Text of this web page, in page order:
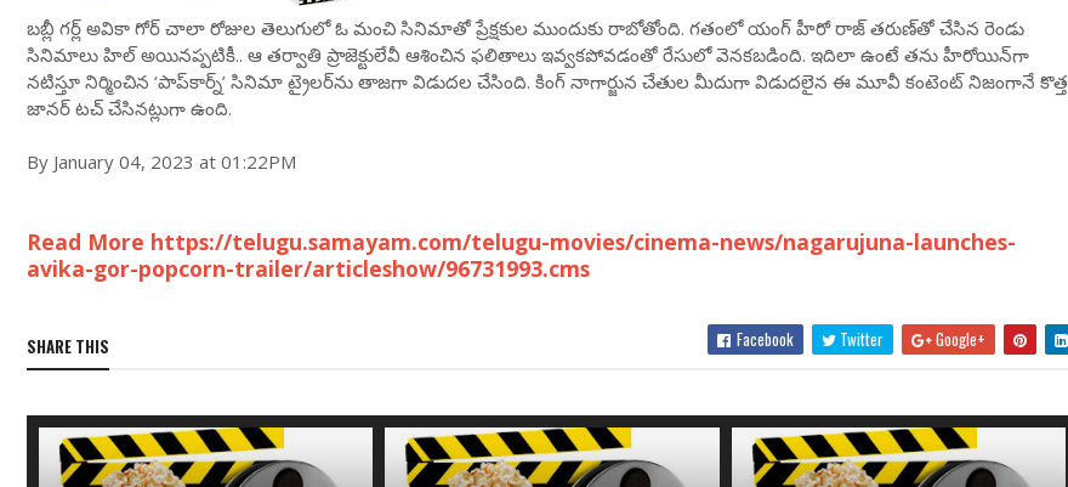
బబ్లీ గర్ల్ అవికా గోర్ చాలా రోజుల తెలుగులో ఓ మంచి సినిమాతో ప్రేక్షకుల ముందుకు రాబోతోంది. గతంలో యంగ్ హీరో రాజ్ తరుణ్‌తో చేసిన రెండు
సినిమాలు హిల్ అయినప్పటికీ.. ఆ తర్వాతి ప్రాజెక్టులేవీ ఆశించిన ఫలితాలు ఇవ్వకపోవడంతో రేసులో వెనకబడింది. ఇదిలా ఉంటే తను హీరోయిన్‌గా
నటిస్తూ నిర్మించిన ‘పాప్‌కార్న్’ సినిమా ట్రైలర్‌ను తాజగా విడుదల చేసింది. కింగ్ నాగార్జున చేతుల మీదుగా విడుదలైన ఈ మూవీ కంటెంట్ నిజంగానే కొత్త
జానర్‌‌ టచ్ చేసినట్లుగా ఉంది.
By January 04, 2023 at 01:22PM
Read More https://telugu.samayam.com/telugu-movies/cinema-news/nagarujuna-launches-
avika-gor-popcorn-trailer/articleshow/96731993.cms
SHARE THIS Facebook Twitter Google+